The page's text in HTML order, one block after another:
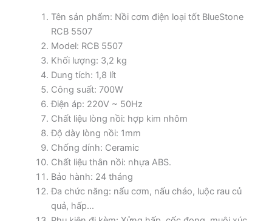
Tên sản phẩm: Nồi cơm điện loại tốt BlueStone
RCB 5507
Model: RCB 5507
Khối lượng: 3,2 kg
Dung tích: 1,8 lít
Công suất: 700W
Điện áp: 220V ~ 50Hz
Chất liệu lòng nồi: hợp kim nhôm
Độ dày lòng nồi: 1mm
Chống dính: Ceramic
Chất liệu thân nồi: nhựa ABS.
Bảo hành: 24 tháng
Đa chức năng: nấu cơm, nấu cháo, luộc rau củ
quả, hấp…